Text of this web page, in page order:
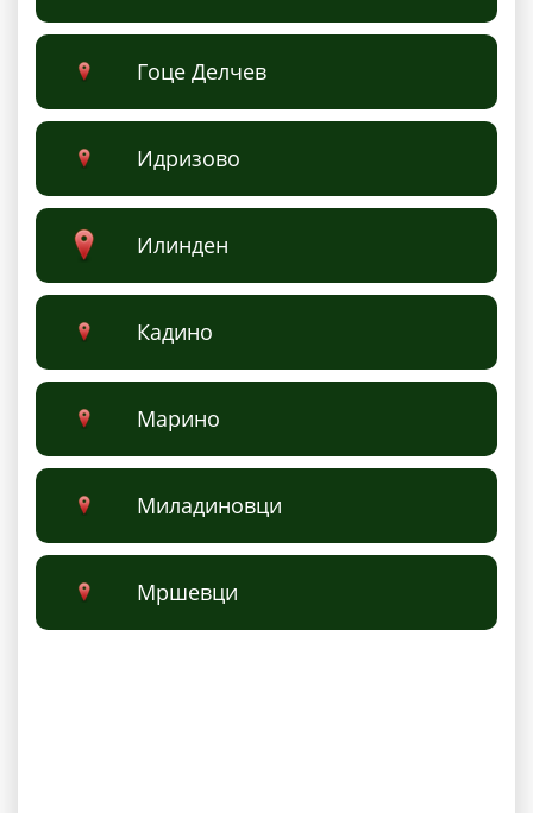
Гоце Делчев
Идризово
Илинден
Кадино
Марино
Миладиновци
Мршевци